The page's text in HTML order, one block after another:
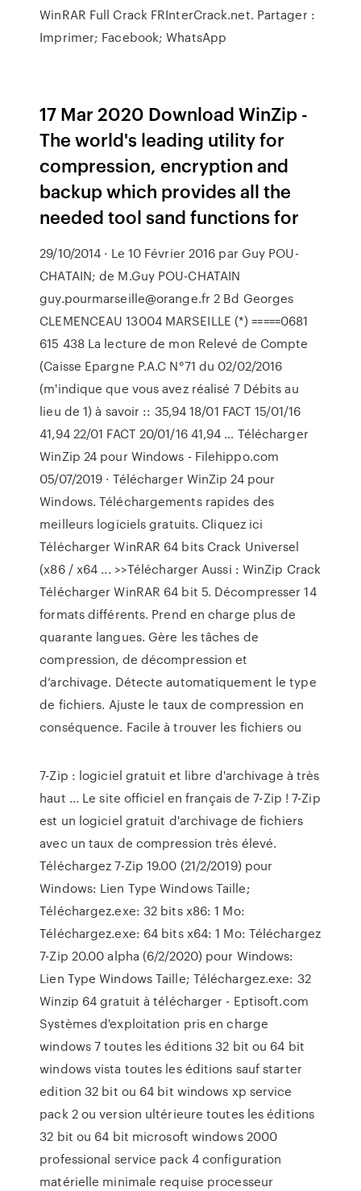
WinRAR Full Crack FRInterCrack.net. Partager :
Imprimer; Facebook; WhatsApp
17 Mar 2020 Download WinZip -
The world's leading utility for
compression, encryption and
backup which provides all the
needed tool sand functions for
29/10/2014 · Le 10 Février 2016 par Guy POU-
CHATAIN; de M.Guy POU-CHATAIN
guy.pourmarseille@orange.fr 2 Bd Georges
CLEMENCEAU 13004 MARSEILLE (*) =====0681
615 438 La lecture de mon Relevé de Compte
(Caisse Epargne P.A.C N°71 du 02/02/2016
(m'indique que vous avez réalisé 7 Débits au
lieu de 1) à savoir :: 35,94 18/01 FACT 15/01/16
41,94 22/01 FACT 20/01/16 41,94 … Télécharger
WinZip 24 pour Windows - Filehippo.com
05/07/2019 · Télécharger WinZip 24 pour
Windows. Téléchargements rapides des
meilleurs logiciels gratuits. Cliquez ici
Télécharger WinRAR 64 bits Crack Universel
(x86 / x64 ... >>Télécharger Aussi : WinZip Crack
Télécharger WinRAR 64 bit 5. Décompresser 14
formats différents. Prend en charge plus de
quarante langues. Gère les tâches de
compression, de décompression et
d’archivage. Détecte automatiquement le type
de fichiers. Ajuste le taux de compression en
conséquence. Facile à trouver les fichiers ou
7-Zip : logiciel gratuit et libre d'archivage à très
haut ... Le site officiel en français de 7-Zip ! 7-Zip
est un logiciel gratuit d'archivage de fichiers
avec un taux de compression très élevé.
Téléchargez 7-Zip 19.00 (21/2/2019) pour
Windows: Lien Type Windows Taille;
Téléchargez.exe: 32 bits x86: 1 Mo:
Téléchargez.exe: 64 bits x64: 1 Mo: Téléchargez
7-Zip 20.00 alpha (6/2/2020) pour Windows:
Lien Type Windows Taille; Téléchargez.exe: 32
Winzip 64 gratuit à télécharger - Eptisoft.com
Systèmes d'exploitation pris en charge
windows 7 toutes les éditions 32 bit ou 64 bit
windows vista toutes les éditions sauf starter
edition 32 bit ou 64 bit windows xp service
pack 2 ou version ultérieure toutes les éditions
32 bit ou 64 bit microsoft windows 2000
professional service pack 4 configuration
matérielle minimale requise processeur